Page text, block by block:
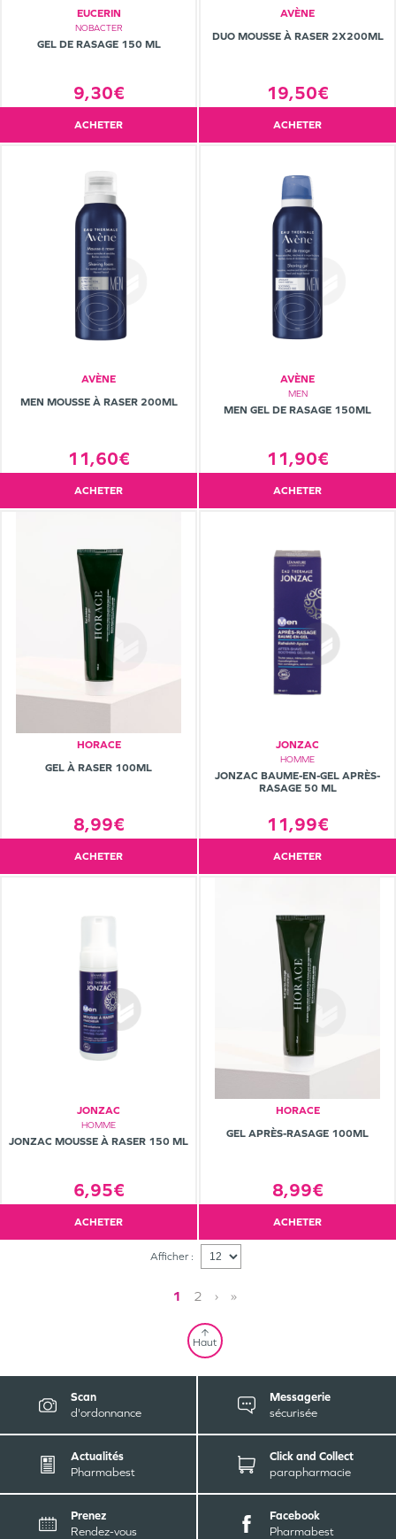
EUCERIN
NOBACTER
GEL DE RASAGE 150 ML
9,30€
ACHETER
AVÈNE
DUO MOUSSE À RASER 2X200ML
19,50€
ACHETER
AVÈNE
MEN MOUSSE À RASER 200ML
11,60€
ACHETER
AVÈNE
MEN
MEN GEL DE RASAGE 150ML
11,90€
ACHETER
HORACE
GEL À RASER 100ML
8,99€
ACHETER
JONZAC
HOMME
JONZAC BAUME-EN-GEL APRÈS-
RASAGE 50 ML
11,99€
ACHETER
JONZAC
HOMME
JONZAC MOUSSE À RASER 150 ML
6,95€
ACHETER
HORACE
GEL APRÈS-RASAGE 100ML
8,99€
ACHETER
Afficher :
1 2 › »
Haut
Scan
d'ordonnance
Messagerie
sécurisée
Actualités
Pharmabest
Click and Collect
parapharmacie
Prenez
Rendez-vous
Facebook
Pharmabest